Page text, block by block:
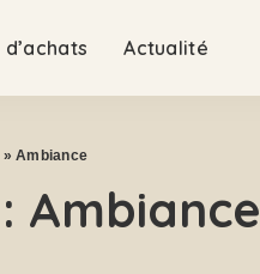
Actualité
»Ambiance
Ambiance